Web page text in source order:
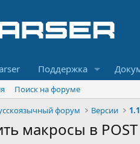
Поддержка
Поиск на форуме
форум Версии
макросы в